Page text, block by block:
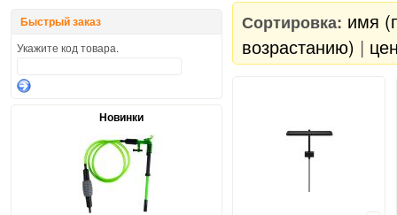
Сортировка: имя
возрастанию) |
Быстрый заказ
Укажите код товара.
Новинки